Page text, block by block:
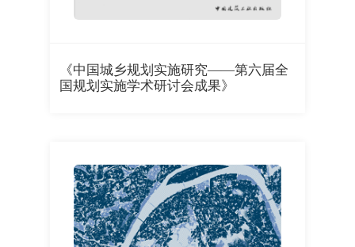
《中国城乡规划实施研究——第六届全
国规划实施学术研讨会成果》